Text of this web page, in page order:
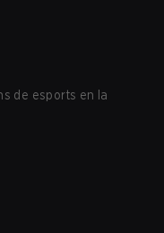
de esports en la